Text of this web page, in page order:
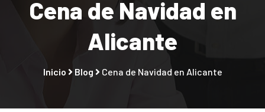
Cena de Navidad en
Alicante
Inicio Blog Cena de Navidad en Alicante